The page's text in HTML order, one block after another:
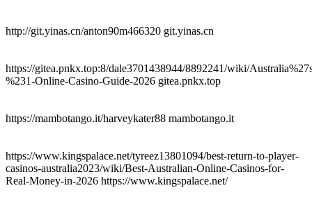
http://git.yinas.cn/anton90m466320 git.yinas.cn
https://gitea.pnkx.top:8/dale3701438944/8892241/wiki/
%231-Online-Casino-Guide-2026 gitea.pnkx.top
https://mambotango.it/harveykater88 mambotango.it
https://www.kingspalace.net/tyreez13801094/best-return-to-player-
casinos-australia2023/wiki/Best-Australian-Online-Casinos-for-
Real-Money-in-2026 https://www.kingspalace.net/